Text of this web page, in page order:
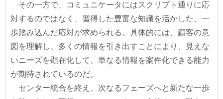
その一方で、コミュニケータにはスクリプト通りに応
対するのではなく、習得した豊富な知識を活かした、一
歩踏み込んだ応対が求められる。具体的には、顧客の意
図を理解し、多くの情報を引き出すことにより、見えな
いニーズを顕在化して、単なる情報を案件化できる能力
が期待されているのだ。
センター統合を終え、次なるフェーズへと新たな一歩